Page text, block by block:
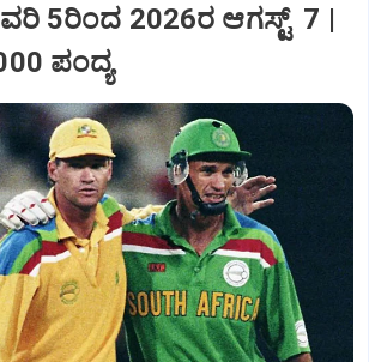
5ರಿಂದ 2026ರ ಆಗಸ್ಟ್‌ 7 |
ಪಂದ್ಯ